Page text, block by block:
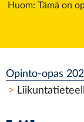
Huom: Tämä on
Opinto-opas